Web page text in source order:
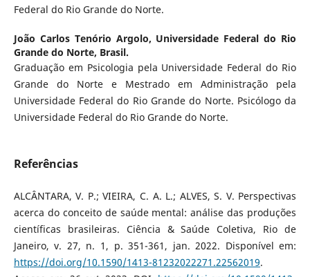
Federal do Rio Grande do Norte.
João Carlos Tenório Argolo, Universidade Federal do Rio
Grande do Norte, Brasil.
Graduação em Psicologia pela Universidade Federal do Rio
Grande do Norte e Mestrado em Administração pela
Universidade Federal do Rio Grande do Norte. Psicólogo da
Universidade Federal do Rio Grande do Norte.
Referências
ALCÂNTARA, V. P.; VIEIRA, C. A. L.; ALVES, S. V. Perspectivas
acerca do conceito de saúde mental: análise das produções
científicas brasileiras. Ciência & Saúde Coletiva, Rio de
Janeiro, v. 27, n. 1, p. 351-361, jan. 2022. Disponível em:
https://doi.org/10.1590/1413-81232022271.22562019.